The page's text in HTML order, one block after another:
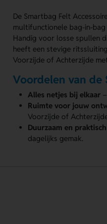
De Smartbag Felt
multifunctionele bag-in-bag
Handig voor losse spullen
heeft een stevige
Voorzijde of Achterzijde
Voordelen van de
Alles netjes bij elkaar
Ruimte voor jouw
Voorzijde of
Duurzaam en praktisch
dagelijks gemak.